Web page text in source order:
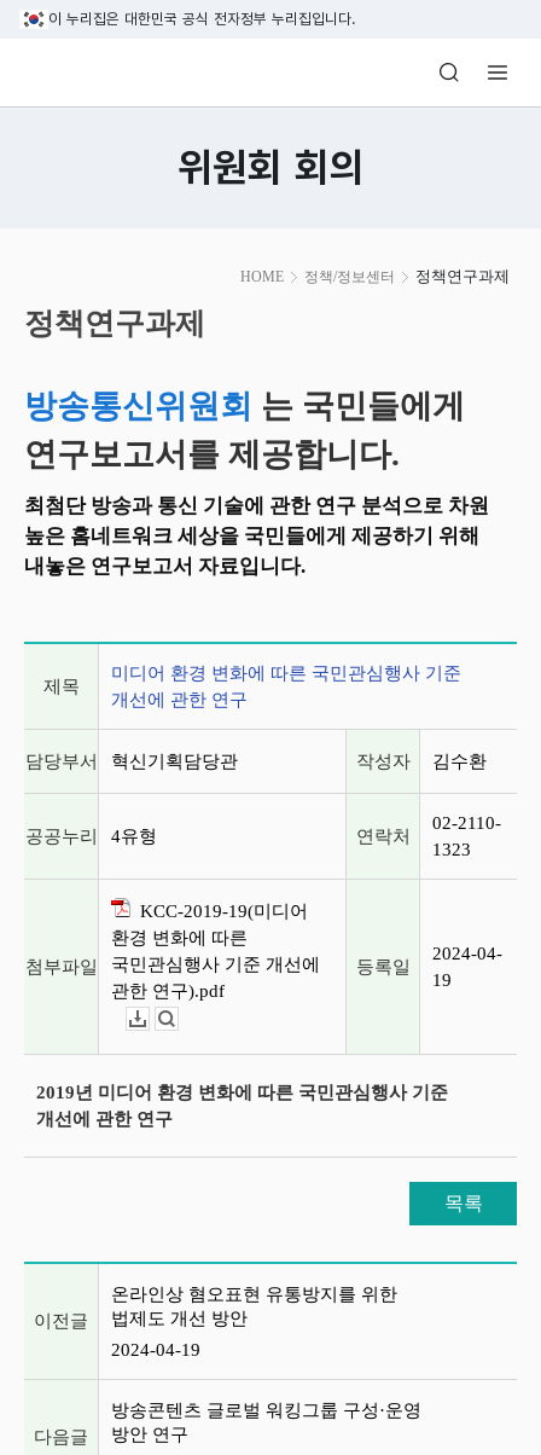
본문 바로가기
이 누리집은 대한민국 공식 전자정부 누리집입니다.
방송미디어통신위원회 Korea Media
위원회 회의
HOME 정책/정보센터 정책연구과제
시
작
정책연구과제
방송통신위원회 는 국민들에게
연구보고서를 제공합니다.
최첨단 방송과 통신 기술에 관한 연구 분석으로 차원
높은 홈네트워크 세상을 국민들에게 제공하기 위해
내놓은 연구보고서 자료입니다.
제목
미디어 환경 변화에 따른 국민관심행사 기준
개선에 관한 연구
담당부서 혁신기획담당관 작성자 김수환
공공누리 4유형 연락처
02-2110-
1323
첨부파일
KCC-2019-19(미디어
환경 변화에 따른
국민관심행사 기준 개선에
관한 연구).pdf
등록일
2024-04-
19
2019년 미디어 환경 변화에 따른 국민관심행사 기준
개선에 관한 연구
목록
이전글
온라인상 혐오표현 유통방지를 위한
법제도 개선 방안
2024-04-19
다음글
방송콘텐츠 글로벌 워킹그룹 구성·운영
방안 연구